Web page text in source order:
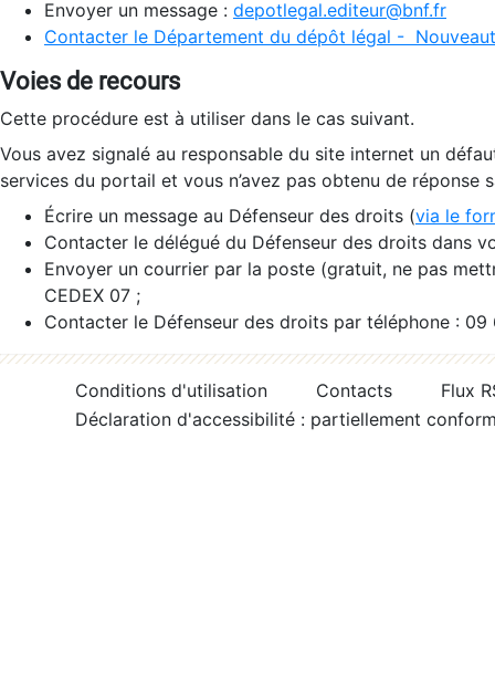
Envoyer un message : depotlegal.editeur@bnf.fr
Contacter le Département du dépôt légal -
Voies de recours
Cette procédure est à utiliser dans le cas suivant.
Vous avez signalé au responsable du site internet un
services du portail et vous n’avez pas obtenu de réponse
Écrire un message au Défenseur des droits (via le
Contacter le délégué du Défenseur des droits dans
Envoyer un courrier par la poste (gratuit, ne pas
CEDEX 07 ;
Contacter le Défenseur des droits par téléphone :
Conditions d'utilisation Contacts
Flux
Déclaration d'accessibilité : partiellement